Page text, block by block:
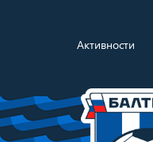
Активности